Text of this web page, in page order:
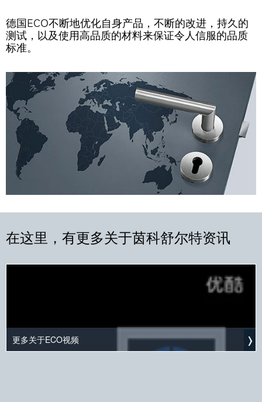
德国ECO不断地优化自身产品，不断的改进，持久的
测试，以及使用高品质的材料来保证令人信服的品质
标准。
在这里，有更多关于茵科舒尔特资讯
更多关于ECO视频